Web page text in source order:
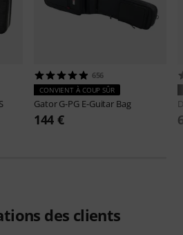
656
CONVIENT À COUP SÛR
GatorG-PG E-Guitar Bag
144 €
des clients